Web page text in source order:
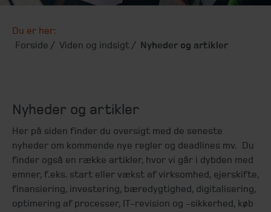
Du er her:
Forside
Viden og indsigt Nyheder og artikler
Nyheder og artikler
Her på siden finder du oversigt med de seneste
nyheder om kommende nye regler og deadlines mv. Du
finder også en række artikler, hvor vi går i dybden med
emner, f.eks. start eller vækst af virksomhed, ejerskifte,
finansiering, investering, bæredygtighed, digitalisering,
optimering af processer, IT-revision og -sikkerhed, køb